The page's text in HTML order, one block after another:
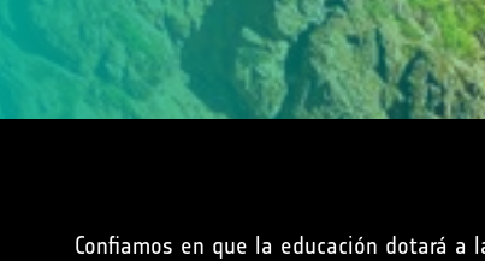
Confiamos en que la educación dotará